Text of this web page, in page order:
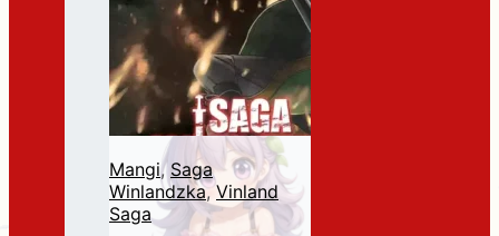
Mangi, Saga
Winlandzka, Vinland
Saga